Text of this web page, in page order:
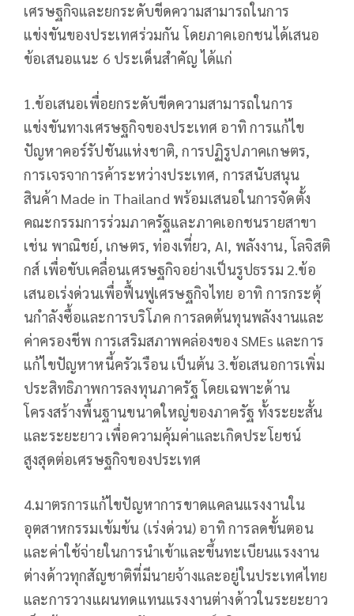
เศรษฐกิจและยกระดับขีดความสามารถในการ
แข่งขันของประเทศร่วมกัน โดยภาคเอกชนได้เสนอ
ข้อเสนอแนะ 6 ประเด็นสำคัญ ได้แก่
1.ข้อเสนอเพื่อยกระดับขีดความสามารถในการ
แข่งขันทางเศรษฐกิจของประเทศ อาทิ การแก้ไข
ปัญหาคอร์รัปชันแห่งชาติ, การปฏิรูปภาคเกษตร,
การเจรจาการค้าระหว่างประเทศ, การสนับสนุน
สินค้า Made in Thailand พร้อมเสนอในการจัดตั้ง
คณะกรรมการร่วมภาครัฐและภาคเอกชนรายสาขา
เช่น พาณิชย์, เกษตร, ท่องเที่ยว, AI, พลังงาน, โลจิสติ
กส์ เพื่อขับเคลื่อนเศรษฐกิจอย่างเป็นรูปธรรม 2.ข้อ
เสนอเร่งด่วนเพื่อฟื้นฟูเศรษฐกิจไทย อาทิ การกระตุ้
นกำลังซื้อและการบริโภค การลดต้นทุนพลังงานและ
ค่าครองชีพ การเสริมสภาพคล่องของ SMEs และการ
แก้ไขปัญหาหนี้ครัวเรือน เป็นต้น 3.ข้อเสนอการเพิ่ม
ประสิทธิภาพการลงทุนภาครัฐ โดยเฉพาะด้าน
โครงสร้างพื้นฐานขนาดใหญ่ของภาครัฐ ทั้งระยะสั้น
และระยะยาว เพื่อความคุ้มค่าและเกิดประโยชน์
สูงสุดต่อเศรษฐกิจของประเทศ
4.มาตรการแก้ไขปัญหาการขาดแคลนแรงงานใน
อุตสาหกรรมเข้มข้น (เร่งด่วน) อาทิ การลดขั้นตอน
และค่าใช้จ่ายในการนำเข้าและขึ้นทะเบียนแรงงาน
ต่างด้าวทุกสัญชาติที่มีนายจ้างและอยู่ในประเทศไทย
และการวางแผนทดแทนแรงงานต่างด้าวในระยะยาว